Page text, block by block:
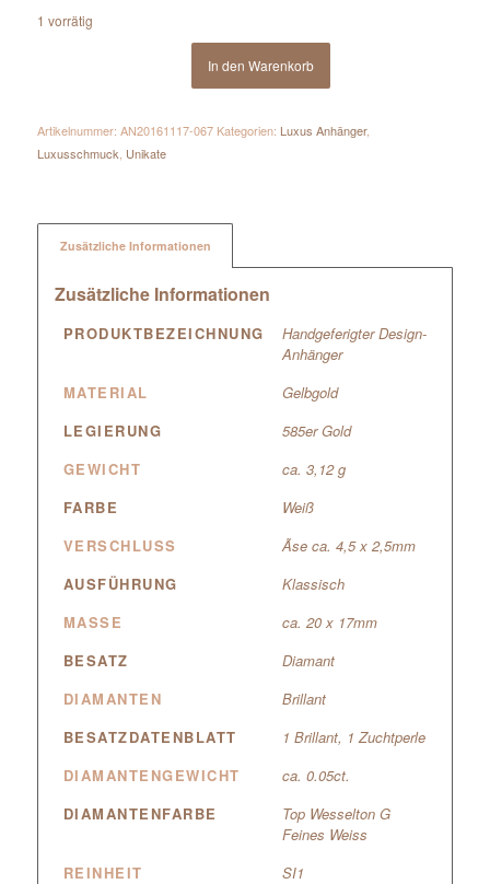
1 vorrätig
In den Warenkorb
Artikelnummer: AN20161117-067 Kategorien: Luxus Anhänger,
Luxusschmuck Unikate
Zusätzliche Informationen
Zusätzliche Informationen
PRODUKTBEZEICHNUNG
Handgeferigter Design-
Anhänger
MATERIAL
Gelbgold
LEGIERUNG
585er Gold
GEWICHT
ca. 3,12 g
FARBE
Weiß
VERSCHLUSS
Ãse ca. 4,5 x 2,5mm
AUSFÜHRUNG
Klassisch
MASSE
ca. 20 x 17mm
BESATZ
Diamant
DIAMANTEN
Brillant
BESATZDATENBLATT
1 Brillant, 1 Zuchtperle
DIAMANTENGEWICHT
ca. 0.05ct.
DIAMANTENFARBE
Top Wesselton G
Feines Weiss
REINHEIT
SI1